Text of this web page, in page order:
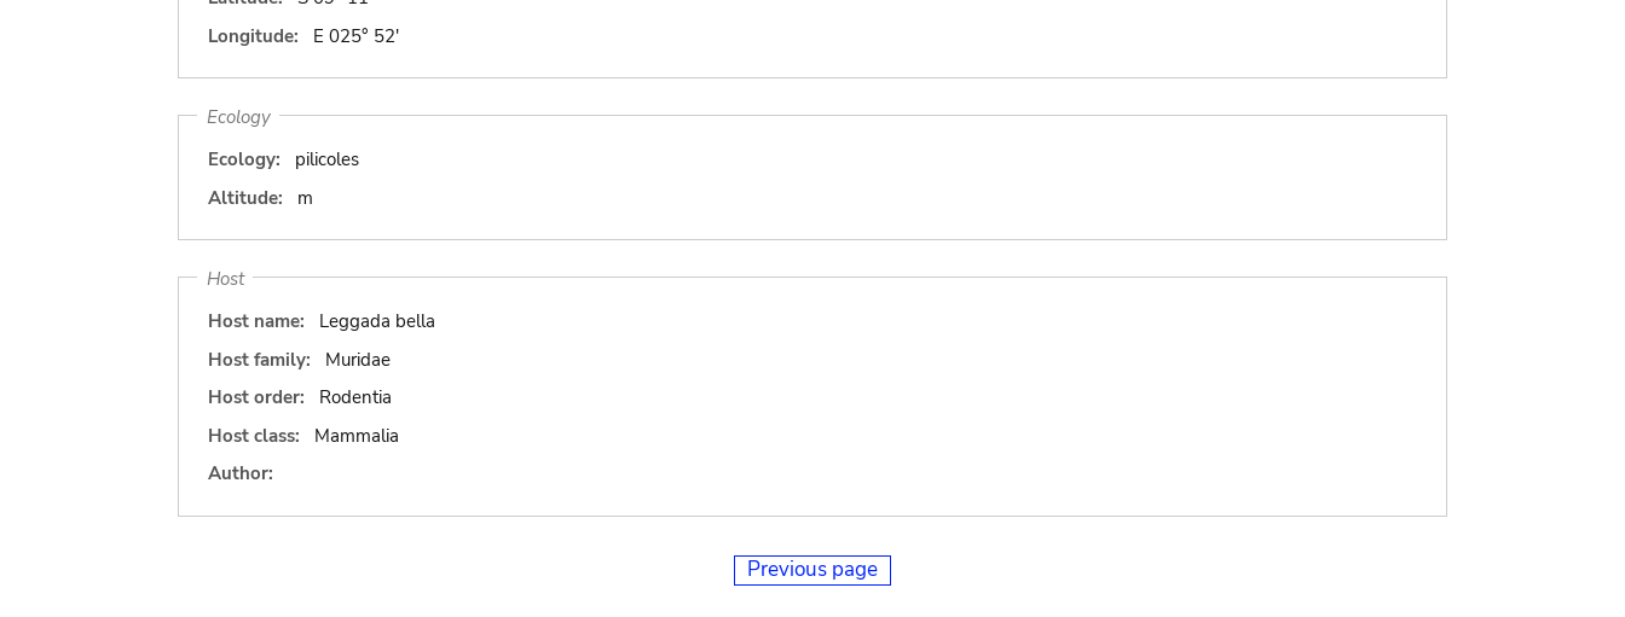
Longitude:
E 025° 52'
Ecology
Ecology:
pilicoles
Altitude:
m
Host
Host name:
Leggada bella
Host family:
Muridae
Host order:
Rodentia
Host class:
Mammalia
Author:
Previous page